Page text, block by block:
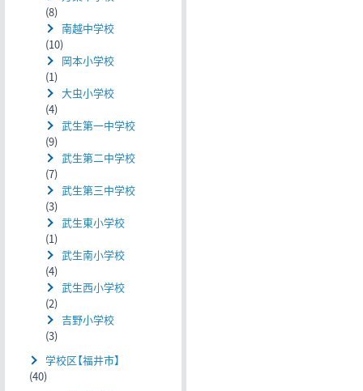
(8)
南越中学校
(10)
岡本小学校
(1)
大虫小学校
(4)
武生第一中学校
(9)
武生第二中学校
(7)
武生第三中学校
(3)
武生東小学校
(1)
武生南小学校
(4)
武生西小学校
(2)
吉野小学校
(3)
学校区【福井市】
(40)